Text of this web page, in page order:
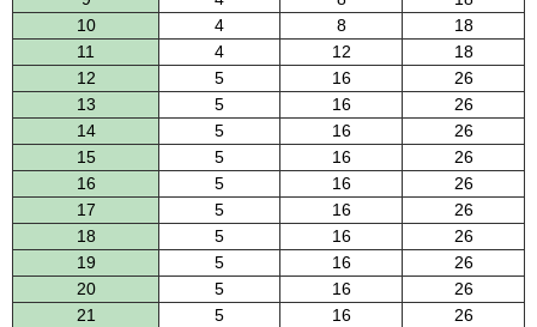
10
4 8
18
11
4 12
18
12
5 16
26
13
5 16
26
14
5 16
26
15
5 16
26
16
5 16
26
17
5 16
26
18
5 16
26
19
5 16
26
20
5 16
26
21
5 16
26